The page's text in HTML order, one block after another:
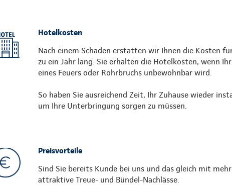
Hotelkosten
Nach einem Schaden erstatten wir Ihnen die Kosten
zu ein Jahr lang. Sie erhalten die Hotelkosten, wenn
eines Feuers oder Rohrbruchs unbewohnbar wird.
So haben Sie ausreichend Zeit, Ihr Zuhause wieder
um Ihre Unterbringung sorgen zu müssen.
Preisvorteile
Sind Sie bereits Kunde bei uns und das gleich mit
attraktive Treue- und Bündel-Nachlässe.